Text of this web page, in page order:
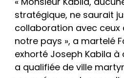
stratégique, ne saurait
collaboration avec ceux
notre pays », a martelé
exhorté Joseph Kabila à
a qualifiée de ville